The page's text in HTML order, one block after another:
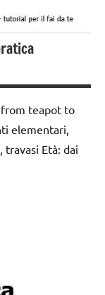
from teapot to
elementari,
travasi Età: dai